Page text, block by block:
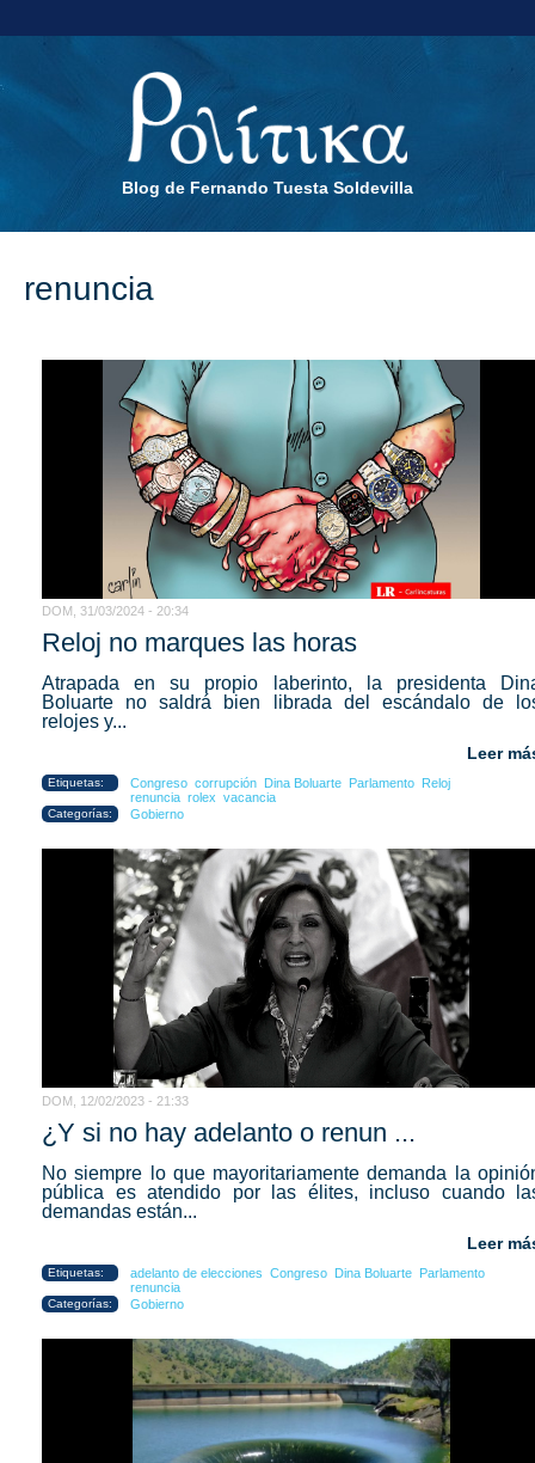
Blog de Fernando Tuesta Soldevilla
renuncia
DOM, 31/03/2024 - 20:34
Reloj no marques las horas
Atrapada en su propio laberinto, la presidenta
Boluarte no saldrá bien librada del escándalo de
relojes y...
Leer
Etiquetas: Congreso corrupción Dina Boluarte Parlamento
Reloj
renuncia rolex vacancia
Categorías: Gobierno
DOM, 12/02/2023 - 21:33
¿Y si no hay adelanto o renun ...
No siempre lo que mayoritariamente demanda la
pública es atendido por las élites, incluso cuando
demandas están...
Leer
Etiquetas: adelanto de elecciones Congreso Dina Boluarte Parlamento
renuncia
Categorías: Gobierno